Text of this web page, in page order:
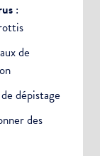
:
de
dépistage
des